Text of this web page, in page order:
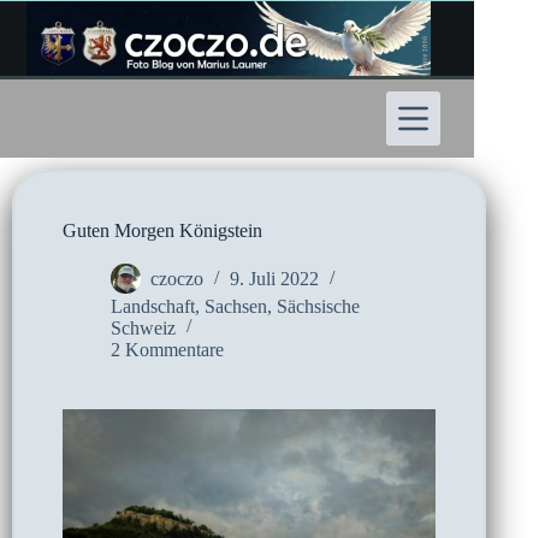
Inhalt
springen
Guten Morgen Königstein
czoczo
9. Juli 2022
Landschaft, Sachsen, Sächsische
Schweiz
2 Kommentare